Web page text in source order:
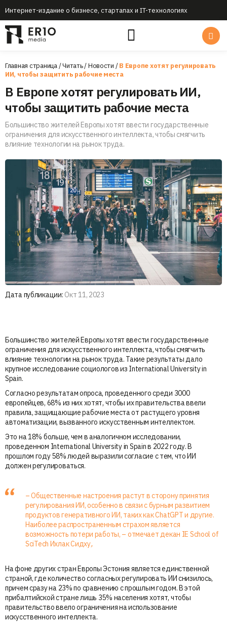
Интернет-издание о бизнесе, стартапах и IT-технологиях
Главная страница/Читать/Новости /В Европе хотят регулировать
ИИ, чтобы защитить рабочие места
В Европе хотят регулировать ИИ,
чтобы защитить рабочие места
Большинство жителей Европы хотят ввести государственные
ограничения для искусственного интеллекта, чтобы смягчить
влияние технологии на рынок труда.
Дата публикации: Окт 11, 2023
Большинство жителей Европы хотят ввести государственные
ограничения для искусственного интеллекта, чтобы смягчить
влияние технологии на рынок труда. Такие результаты дало
крупное исследование социологов из International University in
Spain.
Согласно результатам опроса, проведенного среди 3000
европейцев, 68% из них хотят, чтобы их правительства ввели
правила, защищающие рабочие места от растущего уровня
автоматизации, вызванного искусственным интеллектом.
Это на 18% больше, чем в аналогичном исследовании,
проведенном International University in Spain в 2022 году. В
прошлом году 58% людей выразили согласие с тем, что ИИ
должен регулироваться.
– Общественные настроения растут в сторону принятия
регулирования ИИ, особенно в связи с бурным развитием
продуктов генеративного ИИ, таких как ChatGPT и другие.
Наиболее распространенным страхом является
возможность потери работы, – отмечает декан IE School of
SciTech Ихлак Сидху,.
На фоне других стран Европы Эстония является единственной
страной, где количество согласных регулировать ИИ снизилось,
причем сразу на 23% по сравнению с прошлым годом. В этой
прибалтийской стране лишь 35% населения хотят, чтобы
правительство ввело ограничения на использование
искусственного интеллекта.